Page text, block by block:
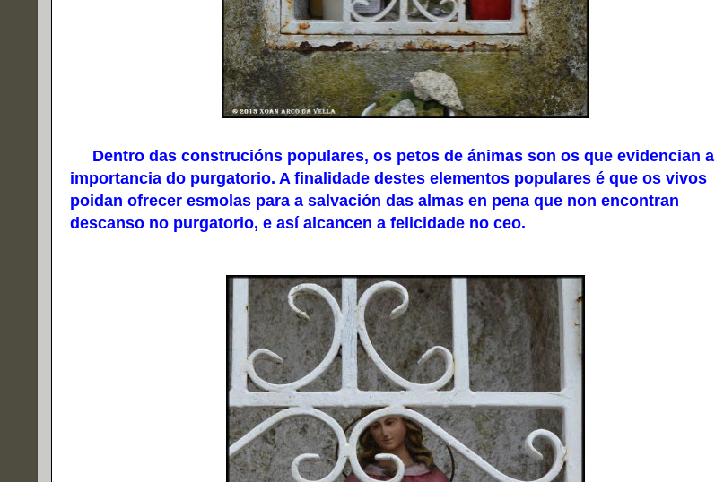
Dentro das construcións populares, os petos de ánimas son os que evidencian a
importancia do purgatorio. A finalidade destes elementos populares é que os vivos
poidan ofrecer esmolas para a salvación das almas en pena que non encontran
descanso no purgatorio, e así alcancen a felicidade no ceo.